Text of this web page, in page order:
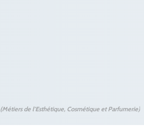
(Métiers de l’Esthétique, Cosmétique et Parfumerie)